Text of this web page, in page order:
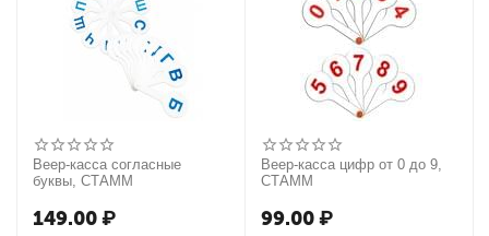
Веер-касса согласные
буквы, СТАММ
149.00₽
Веер-касса цифр от 0 до 9,
СТАММ
99.00₽